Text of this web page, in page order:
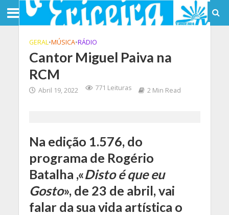
GERAL•MÚSICA•RÁDIO
Cantor Miguel Paiva na
RCM
Abril 19, 2022 771 Leituras 2 Min Read
Na edição 1.576, do
programa de Rogério
Batalha ,«Disto é que eu
Gosto», de 23 de abril, vai
falar da sua vida artística o